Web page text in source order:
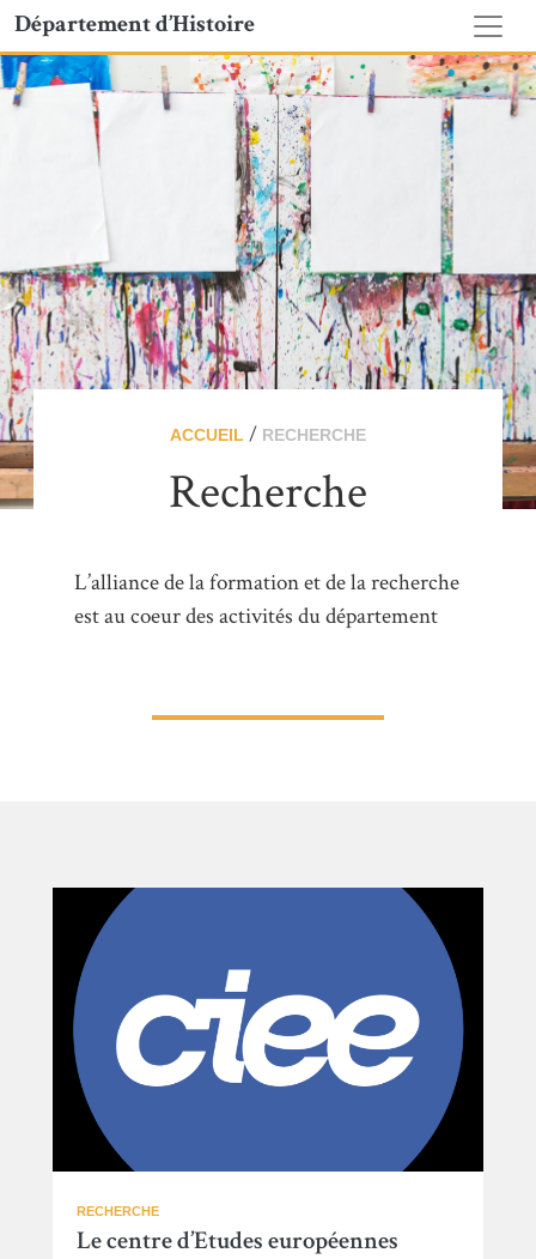
Département d’Histoire
ACCUEIL / RECHERCHE
Recherche
L’alliance de la formation et de la recherche
est au coeur des activités du département
RECHERCHE
Le centre d’Etudes européennes